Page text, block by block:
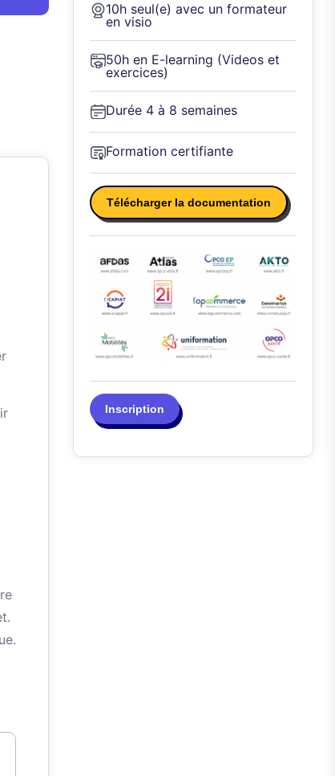
10h seul(e) avec un formateur
en visio
50h en E-learning (Videos et
exercices)
Durée 4 à 8 semaines
Formation certifiante
Télécharger la documentation
Inscription